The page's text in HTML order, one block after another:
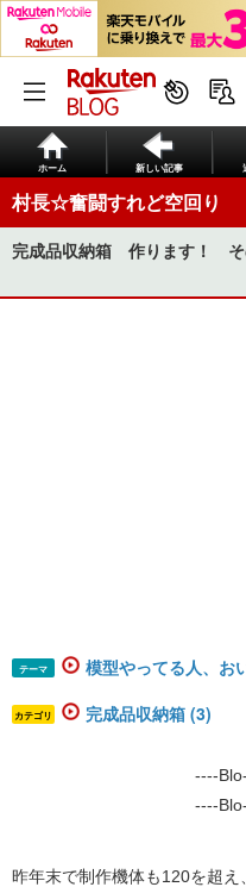
ホーム 新しい記事
村長☆奮闘すれど空回り
完成品収納箱 作ります！ そ
テーマ 模型やってる人、お
カテゴリ 完成品収納箱 (3)
----
----
昨年末で制作機体も120を超